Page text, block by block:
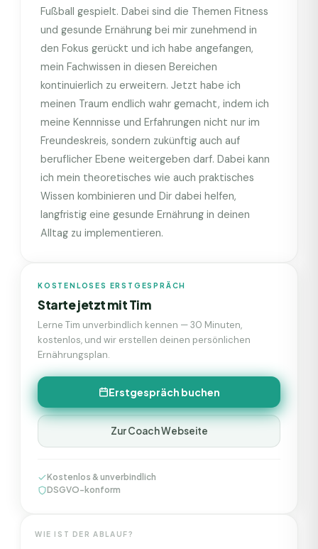
Fußball gespielt. Dabei sind die Themen Fitness
und gesunde Ernährung bei mir zunehmend in
den Fokus gerückt und ich habe angefangen,
mein Fachwissen in diesen Bereichen
kontinuierlich zu erweitern. Jetzt habe ich
meinen Traum endlich wahr gemacht, indem ich
meine Kennnisse und Erfahrungen nicht nur im
Freundeskreis, sondern zukünftig auch auf
beruflicher Ebene weitergeben darf. Dabei kann
ich mein theoretisches wie auch praktisches
Wissen kombinieren und Dir dabei helfen,
langfristig eine gesunde Ernährung in deinen
Alltag zu implementieren.
KOSTENLOSES ERSTGESPRÄCH
Starte jetzt mitTim
Lerne Tim unverbindlich kennen — 30 Minuten,
kostenlos, und wir erstellen deinen persönlichen
Ernährungsplan.
Erstgespräch buchen
Zur Coach Webseite
Kostenlos & unverbindlich
DSGVO-konform
WIE IST DER ABLAUF?